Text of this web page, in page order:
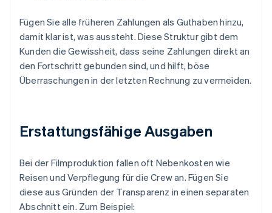
Fügen Sie alle früheren Zahlungen als Guthaben hinzu,
damit klar ist, was aussteht. Diese Struktur gibt dem
Kunden die Gewissheit, dass seine Zahlungen direkt an
den Fortschritt gebunden sind, und hilft, böse
Überraschungen in der letzten Rechnung zu vermeiden.
Erstattungsfähige Ausgaben
Bei der Filmproduktion fallen oft Nebenkosten wie
Reisen und Verpflegung für die Crew an. Fügen Sie
diese aus Gründen der Transparenz in einen separaten
Abschnitt ein. Zum Beispiel: